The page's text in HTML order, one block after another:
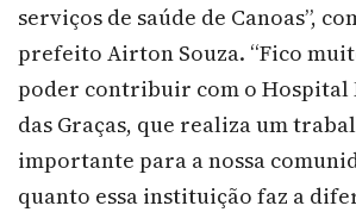
serviços de saúde de Canoas”,
prefeito Airton Souza. “Fico
poder contribuir com o Hospital
das Graças, que realiza um
importante para a nossa
quanto essa instituição faz a